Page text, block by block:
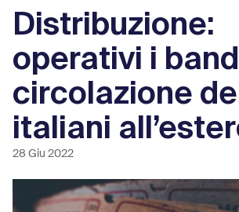
Distribuzione:
operativi i
circolazione
italiani
28 Giu 2022